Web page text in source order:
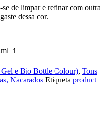
de limpar e refinar com outra
dessa cor.
e Bio Bottle Colour), Tons
Nacarados Etiqueta product